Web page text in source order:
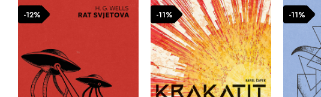
-12% -11% -11%